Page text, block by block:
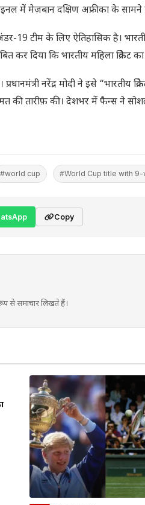
में मेज़बान दक्षिण अफ्रीका के सामने
19 टीम के लिए ऐतिहासिक है।
दिया कि भारतीय महिला क्रिकेट का
नरेंद्र मोदी ने इसे “भारतीय
की तारीफ़ की। देशभर में फैन्स ने सोशल
#world cup #World Cup title with
Copy
से समाचार लिखते हैं।